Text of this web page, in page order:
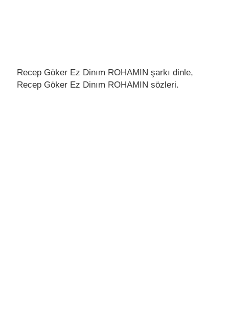
Recep Göker Ez Dinım ROHAMIN şarkı dinle,
Recep Göker Ez Dinım ROHAMIN sözleri.